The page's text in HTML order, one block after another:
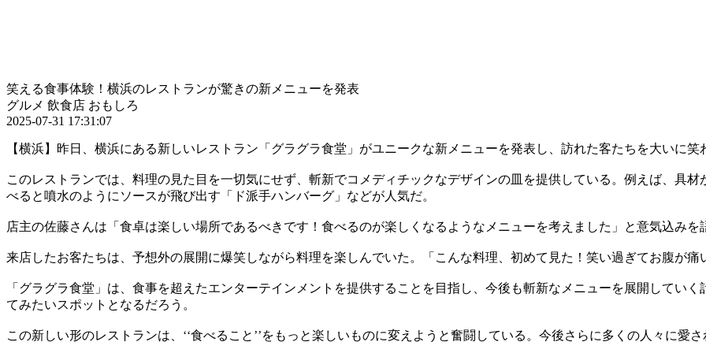
笑える食事体験！横浜のレストランが驚きの新メニューを発表
グルメ 飲食店 おもしろ
2025-07-31 17:31:07
【横浜】昨日、横浜にある新しいレストラン「グラグラ食堂」がユニークな新メニューを発表し、訪れた客たちを大いに笑
このレストランでは、料理の見た目を一切気にせず、斬新でコメディチックなデザインの皿を提供している。例えば、具
べると噴水のようにソースが飛び出す「ド派手ハンバーグ」などが人気だ。
店主の佐藤さんは「食卓は楽しい場所であるべきです！食べるのが楽しくなるようなメニューを考えました」と意気込みを
来店したお客たちは、予想外の展開に爆笑しながら料理を楽しんでいた。「こんな料理、初めて見た！笑い過ぎてお腹が
「グラグラ食堂」は、食事を超えたエンターテインメントを提供することを目指し、今後も斬新なメニューを展開してい
てみたいスポットとなるだろう。
この新しい形のレストランは、‘‘食べること’’をもっと楽しいものに変えようと奮闘している。今後さらに多くの人々に愛